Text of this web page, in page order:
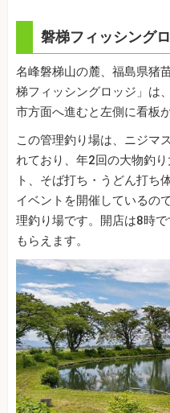
磐梯フィッシング
名峰磐梯山の麓、福島県猪
梯フィッシングロッジ」は
市方面へ進むと左側に看板
この管理釣り場は、ニジマ
れており、年2回の大物釣
ト、そば打ち・うどん打ち
イベントを開催しているの
理釣り場です。開店は8時
もらえます。